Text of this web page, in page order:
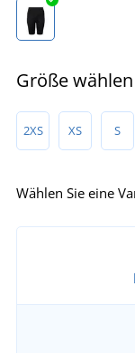
Größe wählen
2XS XS S
Wählen Sie eine